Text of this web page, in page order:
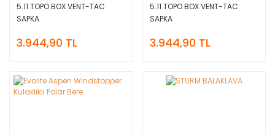
5.11 TOPO BOX VENT-TAC
SAPKA
3.944,90 TL
5.11 TOPO BOX VENT-TAC
SAPKA
3.944,90 TL